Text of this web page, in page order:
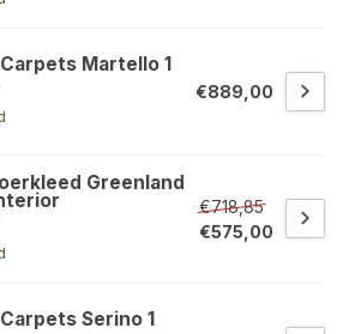
Martello 1
€889,00
Greenland
€718,85
€575,00
Serino 1